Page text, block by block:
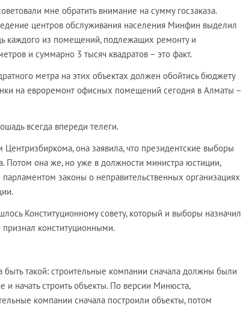
мне обратить внимание на сумму госзаказа.
центров обслуживания населения Минфин выделил
каждого из помещений, подлежащих ремонту и
и суммарно 3 тысяч квадратов – это факт.
метра на этих объектах должен обойтись бюджету
на евроремонт офисных помещений сегодня в Алматы –
всегда впереди телеги.
она заявила, что президентские выборы
Потом она же, но уже в должности министра юстиции,
законы о неправительственных организациях
Конституционному совету, который и выборы назначил
конституционными.
быть такой: строительные компании сначала должны были
и начать строить объекты. По версии Минюста,
компании сначала построили объекты, потом